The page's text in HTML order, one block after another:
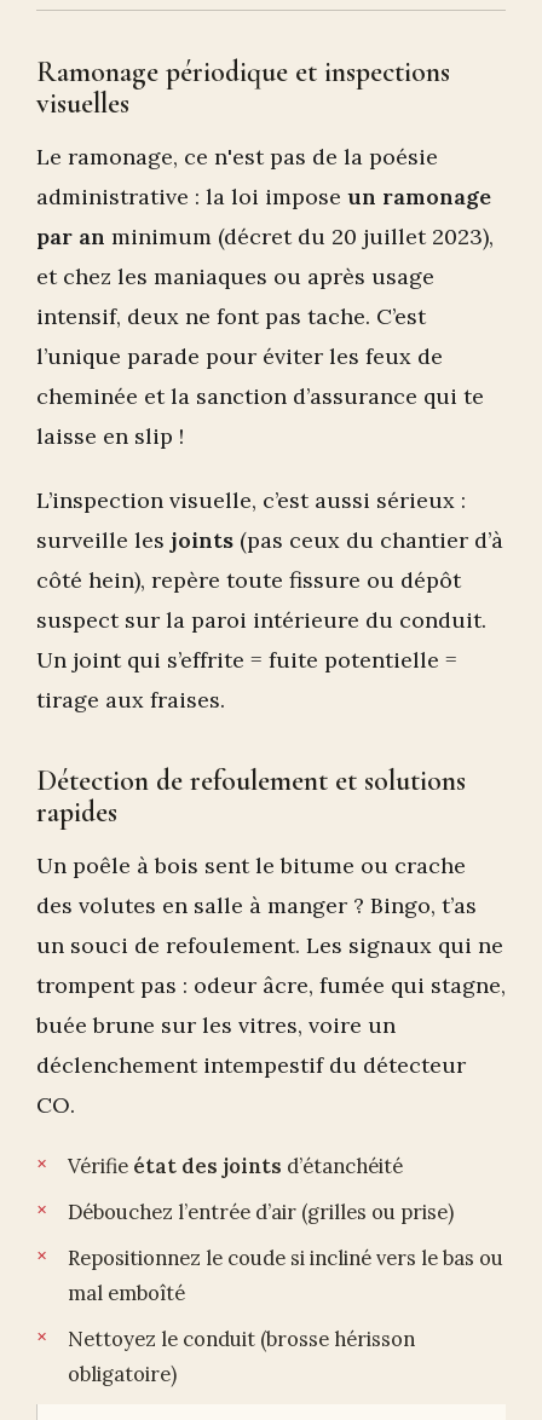
Ramonage périodique et inspections
visuelles
Le ramonage, ce n'est pas de la poésie
administrative : la loi impose un ramonage
par an minimum (décret du 20 juillet 2023),
et chez les maniaques ou après usage
intensif, deux ne font pas tache. C’est
l’unique parade pour éviter les feux de
cheminée et la sanction d’assurance qui te
laisse en slip !
L’inspection visuelle, c’est aussi sérieux :
surveille les joints (pas ceux du chantier d’à
côté hein), repère toute fissure ou dépôt
suspect sur la paroi intérieure du conduit.
Un joint qui s’effrite = fuite potentielle =
tirage aux fraises.
Détection de refoulement et solutions
rapides
Un poêle à bois sent le bitume ou crache
des volutes en salle à manger ? Bingo, t’as
un souci de refoulement. Les signaux qui ne
trompent pas : odeur âcre, fumée qui stagne,
buée brune sur les vitres, voire un
déclenchement intempestif du détecteur
CO.
Vérifie état des joints d’étanchéité
Débouchez l’entrée d’air (grilles ou prise)
Repositionnez le coude si incliné vers le bas ou
mal emboîté
Nettoyez le conduit (brosse hérisson
obligatoire)